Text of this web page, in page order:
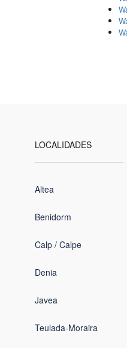
LOCALIDADES
Altea
Benidorm
Calp / Calpe
Denia
Javea
Teulada-Moraira